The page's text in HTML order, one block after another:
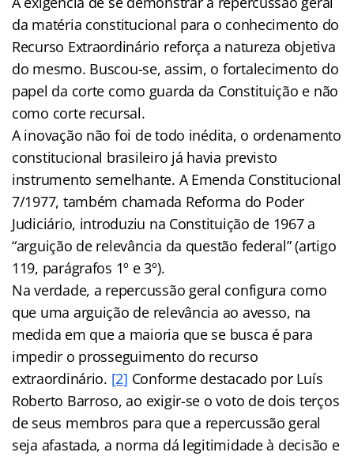
da matéria constitucional para o conhecimento do
Recurso Extraordinário reforça a natureza objetiva
do mesmo. Buscou-se, assim, o fortalecimento do
papel da corte como guarda da Constituição e não
como corte recursal.
A inovação não foi de todo inédita, o ordenamento
constitucional brasileiro já havia previsto
instrumento semelhante. A Emenda Constitucional
7/1977, também chamada Reforma do Poder
Judiciário, introduziu na Constituição de 1967 a
“arguição de relevância da questão federal” (artigo
119, parágrafos 1º e 3º).
Na verdade, a repercussão geral configura como
que uma arguição de relevância ao avesso, na
medida em que a maioria que se busca é para
impedir o prosseguimento do recurso
extraordinário. [2] Conforme destacado por Luís
Roberto Barroso, ao exigir-se o voto de dois terços
de seus membros para que a repercussão geral
seja afastada, a norma dá legitimidade à decisão e